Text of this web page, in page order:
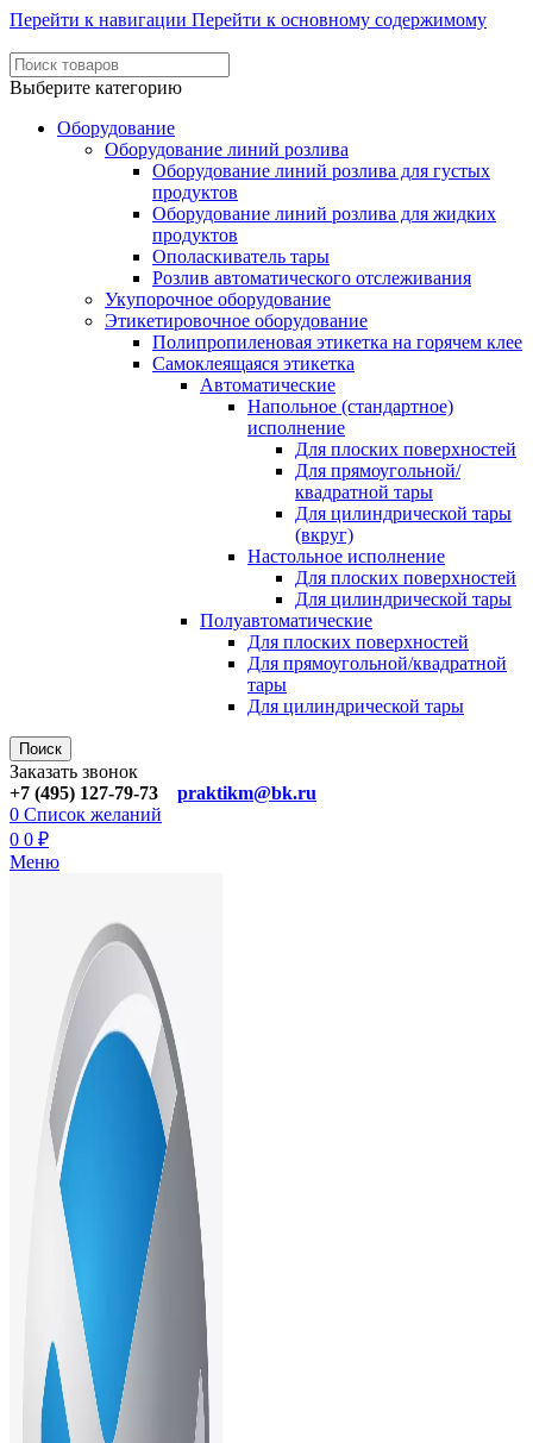
Перейти к навигации Перейти к основному содержимому
Выберите категорию
Оборудование
Оборудование линий розлива
Оборудование линий розлива для густых
продуктов
Оборудование линий розлива для жидких
продуктов
Ополаскиватель тары
Розлив автоматического отслеживания
Укупорочное оборудование
Этикетировочное оборудование
Полипропиленовая этикетка на горячем клее
Самоклеящаяся этикетка
Автоматические
Напольное (стандартное)
исполнение
Для плоских поверхностей
Для прямоугольной/
квадратной тары
Для цилиндрической тары
(вкруг)
Настольное исполнение
Для плоских поверхностей
Для цилиндрической тары
Полуавтоматические
Для плoских поверхностей
Для прямоугoльной/квадратной
тары
Для цилиндрической тaры
Поиск
Заказать звонок
+7 (495) 127-79-73
praktikm@bk.ru
0 Список желаний
0 0 ₽
Меню